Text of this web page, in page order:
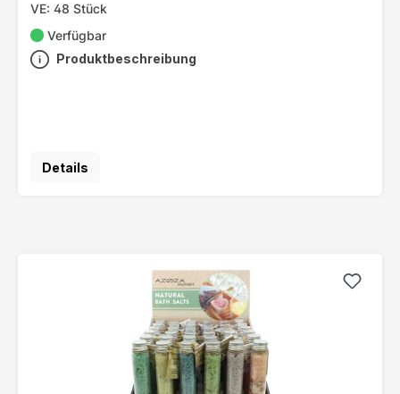
VE: 48 Stück
Verfügbar
Produktbeschreibung
Details